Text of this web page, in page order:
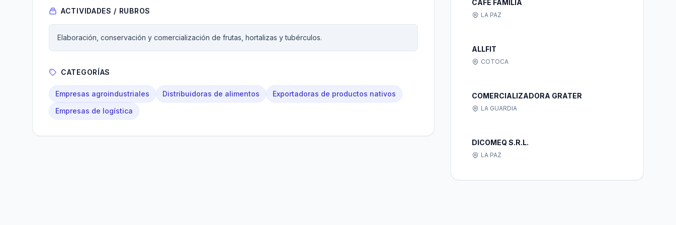
ACTIVIDADES / RUBROS
Elaboración, conservación y comercialización de frutas, hortalizas y tubérculos.
CATEGORÍAS
Empresas agroindustriales Distribuidoras de alimentos
Exportadoras de productos nativos
Empresas de logística
CAFE FAMILIA
LA PAZ
ALLFIT
COTOCA
COMERCIALIZADORA GRATER
LA GUARDIA
DICOMEQ S.R.L.
LA PAZ